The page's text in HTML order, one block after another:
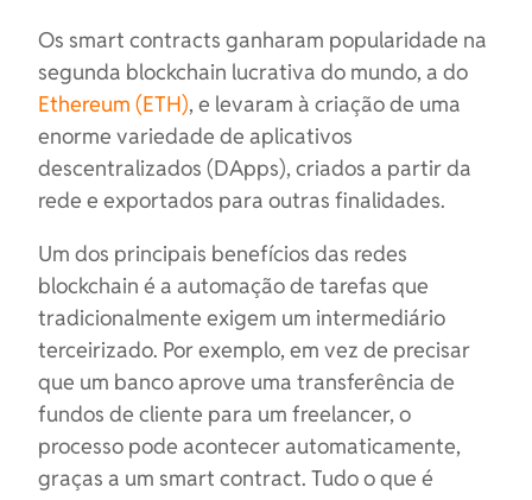
Os smart contracts ganharam popularidade na
segunda blockchain lucrativa do mundo, a do
Ethereum (ETH), e levaram à criação de uma
enorme variedade de aplicativos
descentralizados (DApps), criados a partir da
rede e exportados para outras finalidades.
Um dos principais benefícios das redes
blockchain é a automação de tarefas que
tradicionalmente exigem um intermediário
terceirizado. Por exemplo, em vez de precisar
que um banco aprove uma transferência de
fundos de cliente para um freelancer, o
processo pode acontecer automaticamente,
graças a um smart contract. Tudo o que é